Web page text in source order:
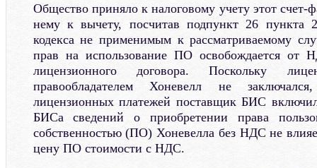
Общество приняло к налоговому учету этот
нему к вычету, посчитав подпункт 26 пункта
кодекса не применимым к рассматриваемому
прав на использование ПО освобождается от
лицензионного договора. Поскольку
правообладателем Хоневелл не
лицензионных платежей поставщик БИС
БИСа сведений о приобретении права
собственностью (ПО) Хоневелла без НДС не
цену ПО стоимости с НДС.